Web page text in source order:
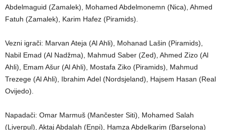
Abdelmaguid (Zamalek), Mohamed Abdelmonemn (Nica), Ahmed
Fatuh (Zamalek), Karim Hafez (Piramids).
Vezni igrači: Marvan Ateja (Al Ahli), Mohanad Lašin (Piramids),
Nabil Emad (Al Nadžma), Mahmud Saber (Zed), Ahmed Zizo (Al
Ahli), Emam Ašur (Al Ahli), Mostafa Ziko (Piramids), Mahmud
Trezege (Al Ahli), Ibrahim Adel (Nordsjeland), Hajsem Hasan (Real
Ovijedo).
Napadači: Omar Marmuš (Mančester Siti), Mohamed Salah
(Liverpul), Aktaj Abdalah (Enpi), Hamza Abdelkarim (Barselona)